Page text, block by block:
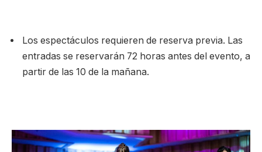
Los espectáculos requieren de reserva previa. Las
entradas se reservarán 72 horas antes del evento, a
partir de las 10 de la mañana.